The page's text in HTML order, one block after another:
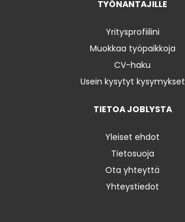
TYÖNANTAJILLE
Yritysprofiilini
Muokkaa työpaikkoja
CV-haku
Usein kysytyt kysymykset
TIETOA JOBLYSTA
Yleiset ehdot
Tietosuoja
Ota yhteyttä
Yhteystiedot